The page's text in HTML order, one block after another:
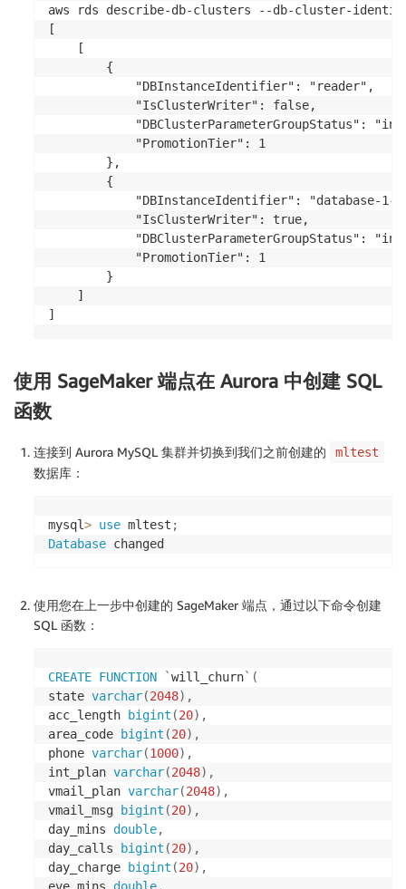
aws rds describe-db-clusters --db-cluster-
[
    [
        {
            "DBInstanceIdentifier": "reader",
            "IsClusterWriter": false,
"DBClusterParameterGroupStatus":
            "PromotionTier": 1
        },
        {
"DBInstanceIdentifier": "database-1-
            "IsClusterWriter": true,
"DBClusterParameterGroupStatus":
            "PromotionTier": 1
        }
    ]
]
使用 SageMaker 端点在 Aurora 中创建 SQL
函数
连接到 Aurora MySQL 集群并切换到我们之前创建的 mltest
数据库：
mysql> use mltest ;
Database changed
使用您在上一步中创建的 SageMaker 端点，通过以下命令创建
SQL 函数：
CREATE FUNCTION `will_churn` (
state varchar(2048) ,
acc_length
bigint (20) ,
area_code
bigint (20) ,
phone varchar(1000) ,
int_plan varchar(2048) ,
vmail_plan varchar(2048) ,
vmail_msg
bigint (20) ,
day_mins double,
day_calls
bigint (20) ,
day_charge
bigint (20) ,